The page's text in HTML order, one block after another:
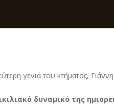
γενιά του κτήματος,
δυναμικό της